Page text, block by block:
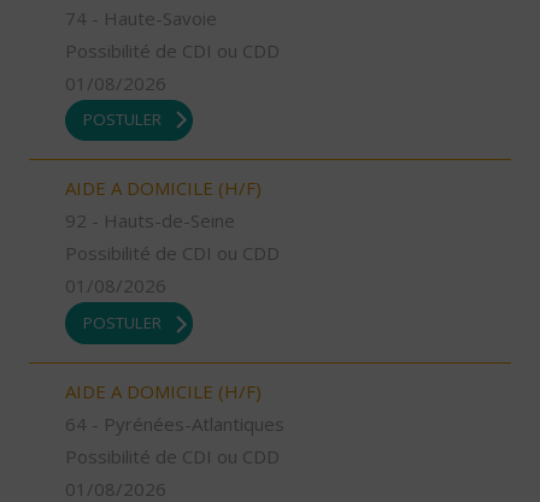
74 - Haute-Savoie
Possibilité de CDI ou CDD
01/08/2026
POSTULER
AIDE A DOMICILE (H/F)
92 - Hauts-de-Seine
Possibilité de CDI ou CDD
01/08/2026
POSTULER
AIDE A DOMICILE (H/F)
64 - Pyrénées-Atlantiques
Possibilité de CDI ou CDD
01/08/2026